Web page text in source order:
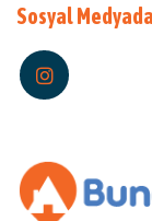
Sosyal